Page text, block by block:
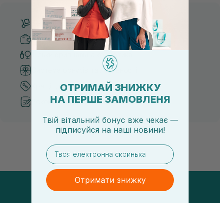
Безкоштовна доставка від 3000 UAH
Безпечні способи оплати
Тільки оригінальна косметика
Система бонусів та лояльності
Кращі ціни та топ товари
Рекомендації від косметологів
ОТРИМАЙ ЗНИЖКУ
НА ПЕРШЕ ЗАМОВЛЕНЯ
Твій вітальний бонус вже чекає —
підписуйся на наші новини!
email
Отримати знижку